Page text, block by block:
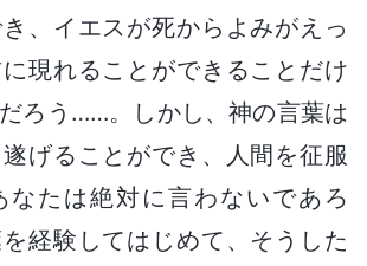
、イエスが死からよみがえっ
現れることができることだけ
ろう……。しかし、神の言葉は
げることができ、人間を征服
なたは絶対に言わないであろ
経験してはじめて、そうした